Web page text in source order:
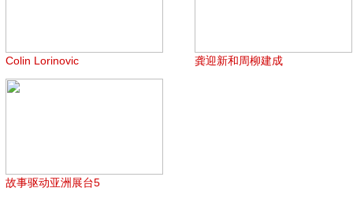
Colin Lorinovic 龚迎新和周柳建成
故事驱动亚洲展台5